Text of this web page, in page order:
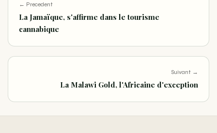
← Precedent
La Jamaïque, s'affirme dans le tourisme
cannabique
Suivant →
La Malawi Gold, l'Africaine d'exception